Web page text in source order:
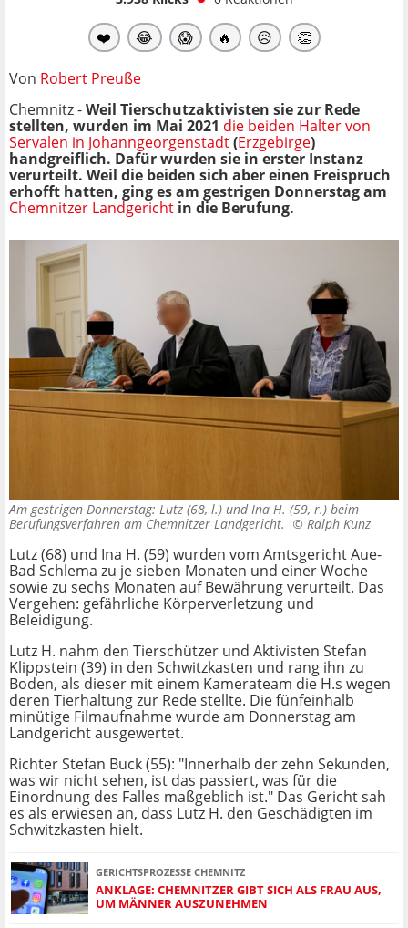
❤️ 😂 😱 🔥 😥 👏
Von Robert Preuße
Chemnitz -Weil Tierschutzaktivisten sie zur Rede
stellten, wurden im Mai 2021 die beiden Halter von
Servalen in Johanngeorgenstadt(Erzgebirge)
handgreiflich. Dafür wurden sie in erster Instanz
verurteilt. Weil die beiden sich aber einen Freispruch
erhofft hatten, ging es am gestrigen Donnerstag am
Chemnitzer Landgericht in die Berufung.
Am gestrigen Donnerstag: Lutz (68, l.) und Ina H. (59, r.) beim
Berufungsverfahren am Chemnitzer Landgericht. © Ralph Kunz
Lutz (68) und Ina H. (59) wurden vom Amtsgericht Aue-
Bad Schlema zu je sieben Monaten und einer Woche
sowie zu sechs Monaten auf Bewährung verurteilt. Das
Vergehen: gefährliche Körperverletzung und
Beleidigung.
Lutz H. nahm den Tierschützer und Aktivisten Stefan
Klippstein (39) in den Schwitzkasten und rang ihn zu
Boden, als dieser mit einem Kamerateam die H.s wegen
deren Tierhaltung zur Rede stellte. Die fünfeinhalb
minütige Filmaufnahme wurde am Donnerstag am
Landgericht ausgewertet.
Richter Stefan Buck (55): "Innerhalb der zehn Sekunden,
was wir nicht sehen, ist das passiert, was für die
Einordnung des Falles maßgeblich ist." Das Gericht sah
es als erwiesen an, dass Lutz H. den Geschädigten im
Schwitzkasten hielt.
GERICHTSPROZESSE CHEMNITZ
ANKLAGE: CHEMNITZER GIBT SICH ALS FRAU AUS,
UM MÄNNER AUSZUNEHMEN